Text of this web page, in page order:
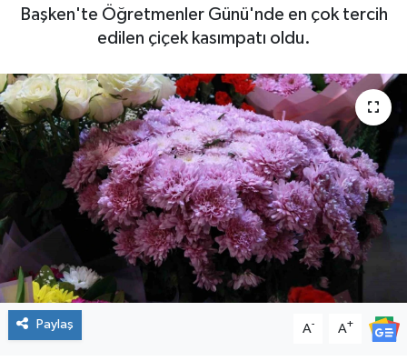
Başken'te Öğretmenler Günü'nde en çok tercih
edilen çiçek kasımpatı oldu.
Paylaş A- A+
SPOR
YAŞAM
ÇEVRE
İLÇELER
RESMİ İLANLAR
KÜLTÜR
Tüm Manşetler
Haber Arşivi